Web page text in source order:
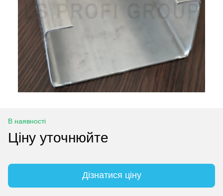
В наявності
Ціну уточнюйте
Дізнатися ціну